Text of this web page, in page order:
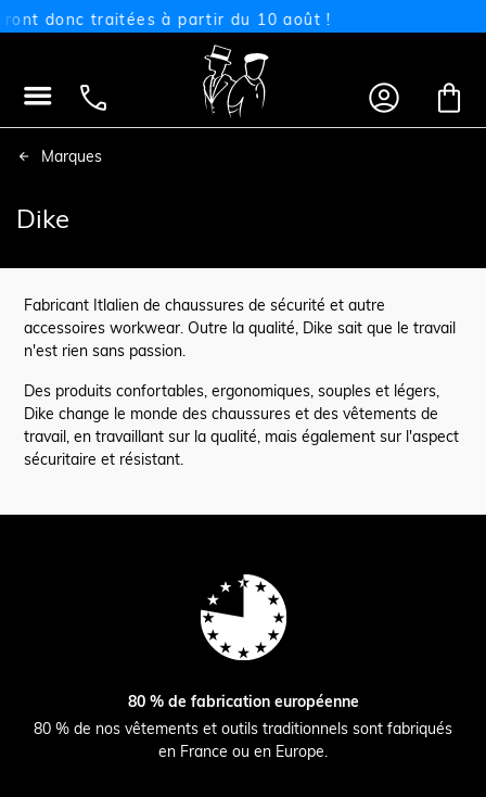
donc traitées à partir du 10 août !
   
Marques
Dike
Fabricant Itlalien de chaussures de sécurité et autre
accessoires workwear. Outre la qualité, Dike sait que le travail
n'est rien sans passion.
Des produits confortables, ergonomiques, souples et légers,
Dike change le monde des chaussures et des vêtements de
travail, en travaillant sur la qualité, mais également sur l'aspect
sécuritaire et résistant.
80 % de fabrication européenne
80 % de nos vêtements et outils traditionnels sont fabriqués
en France ou en Europe.